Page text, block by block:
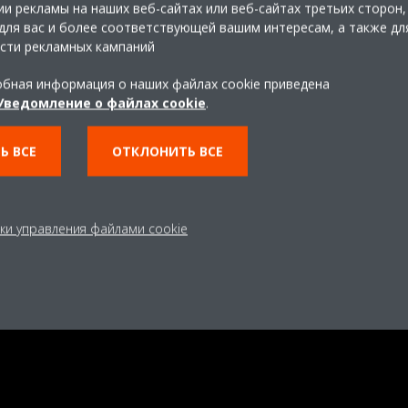
3D-модели могут отображаться посредством приложения с
к ответственности.
необходимо ознакомиться с нашей технической и
рекламы на наших веб-сайтах или веб-сайтах третьих
вас и более соответствующей вашим интересам, а также
рекламных кампаний
информация о наших файлах cookie приведена
о файлах cookie.
ВСЕ ОТКЛОНИТЬ ВСЕ
управления файлами cookie